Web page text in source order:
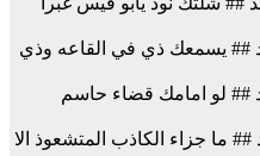
## يسمعك ذي في القاعه وذي
## لو امامك قضاء حاسم
ما جزاء الكاذب المتشعوذ الا